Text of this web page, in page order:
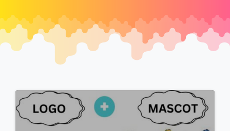
0